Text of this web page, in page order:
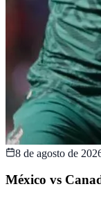
8 de agosto de
México vs